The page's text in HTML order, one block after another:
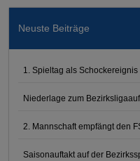
Neuste Beiträge
1. Spieltag als Schockereignis
Niederlage zum
2. Mannschaft empfängt den
Saisonauftakt auf der